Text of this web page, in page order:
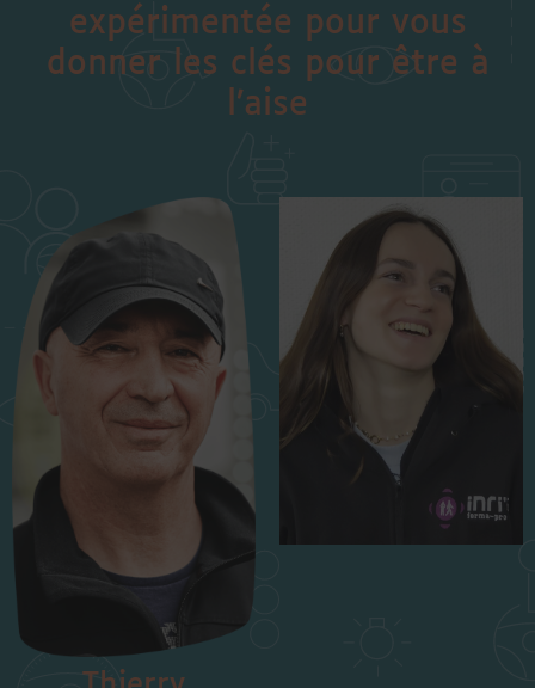
expérimentée pour vous
donner les clés pour être à
l’aise